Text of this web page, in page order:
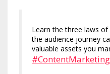
Learn the three laws
the audience journey
valuable assets you
#ContentMarketing